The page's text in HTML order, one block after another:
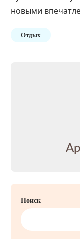
новыми
Отдых
Поиск